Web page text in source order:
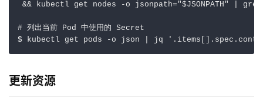
&& kubectl get nodes -o jsonpath= "$JSONPATH "
# 列出当前 Pod 中使用的 Secret
$ kubectl get pods -o json
jq
更新资源